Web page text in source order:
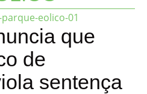
que
de
sentença